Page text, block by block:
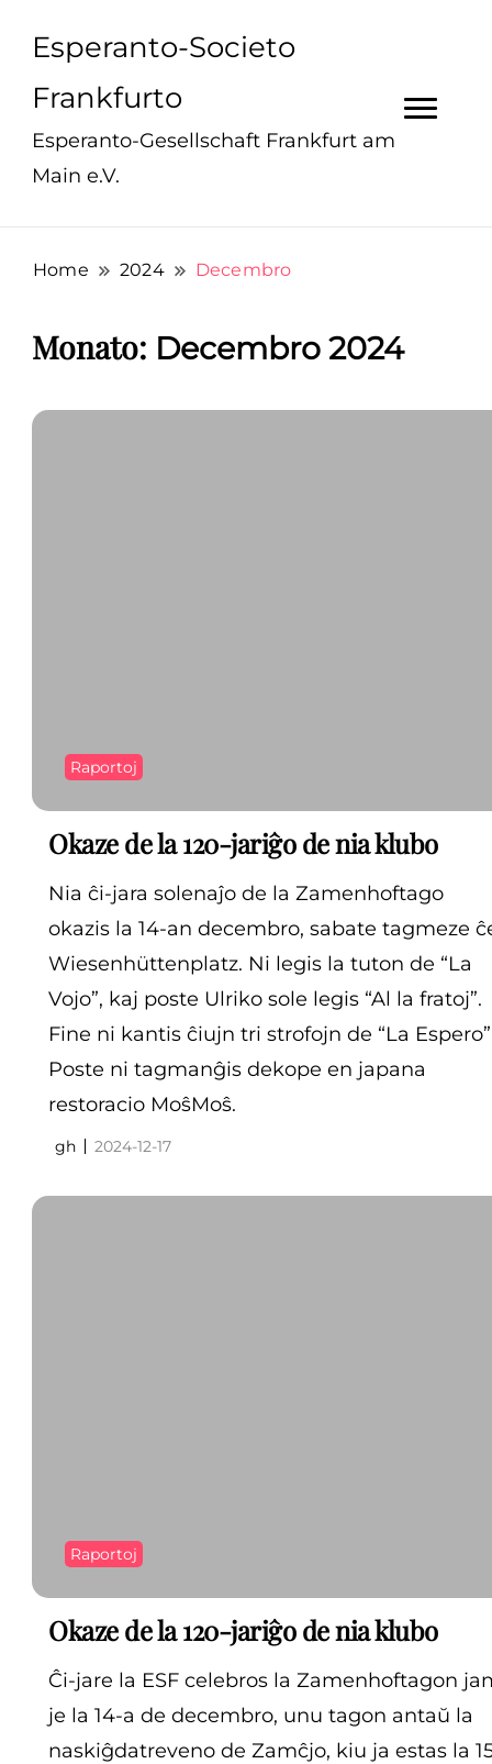
Esperanto-Societo
Frankfurto
Esperanto-Gesellschaft Frankfurt am
Main e.V.
Home 2024 Decembro
Monato: Decembro 2024
Raportoj
Okaze de la 120-jariĝo de nia klubo
Nia ĉi-jara solenaĵo de la Zamenhoftago
okazis la 14-an decembro, sabate tagmeze
Wiesenhüttenplatz. Ni legis la tuton de “La
Vojo”, kaj poste Ulriko sole legis “Al la fratoj”.
Fine ni kantis ĉiujn tri strofojn de “La
Poste ni tagmanĝis dekope en japana
restoracio MoŝMoŝ.
gh 2024-12-17
Raportoj
Okaze de la 120-jariĝo de nia klubo
Ĉi-jare la ESF celebros la Zamenhoftagon
je la 14-a de decembro, unu tagon antaŭ la
naskiĝdatreveno de Zamĉjo, kiu ja estas la